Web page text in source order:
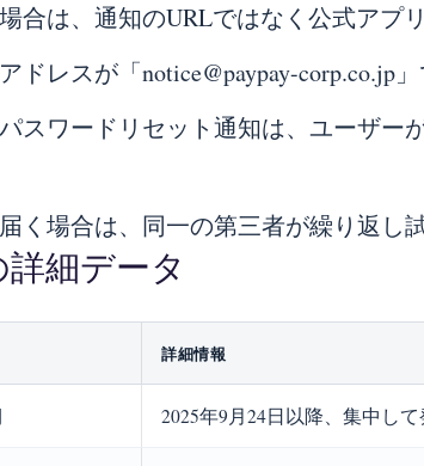
合は、通知のURLではなく公式アプ
ドレスが「notice@paypay-corp.co.jp
スワードリセット通知は、ユーザー
く場合は、同一の第三者が繰り返し
細データ
詳細情報
2025年9月24日以降、集中して